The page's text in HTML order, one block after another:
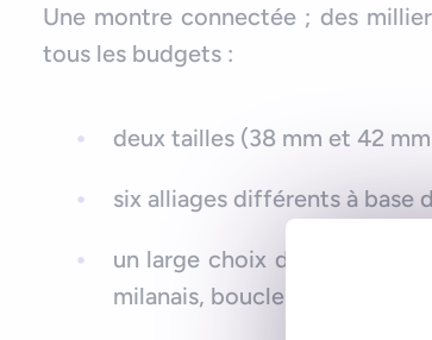
Une montre connectée ; des
tous les budgets :
deux tailles (38 mm et 42
six alliages différents à base
un large choix de bracelets
milanais, boucle classique…